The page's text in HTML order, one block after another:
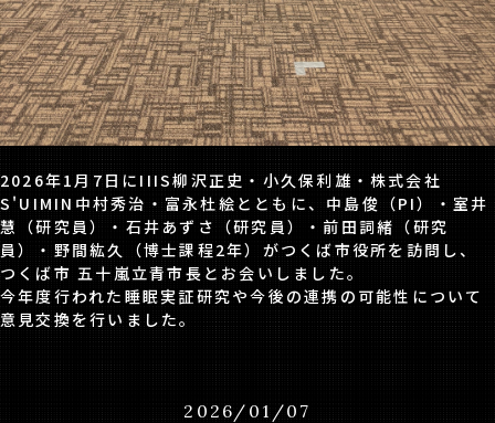
2026年1月7日にIIIS柳沢正史・小久保利雄・株式会社
S'UIMIN中村秀治・富永杜絵とともに、中島俊（PI）・室井
慧（研究員）・石井あずさ（研究員）・前田詞緒（研究
員）・野間紘久（博士課程2年）がつくば市役所を訪問し、
つくば市 五十嵐立青市長とお会いしました。
今年度行われた 睡眠実証研究や今後の連携の可能性について
意見交換を行いました。
2026 / 01 /07